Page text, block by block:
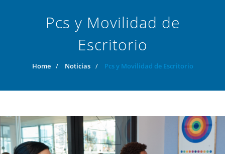
Pcs y Movilidad de
Escritorio
Home / Noticias / Pcs y Movilidad de Escritorio